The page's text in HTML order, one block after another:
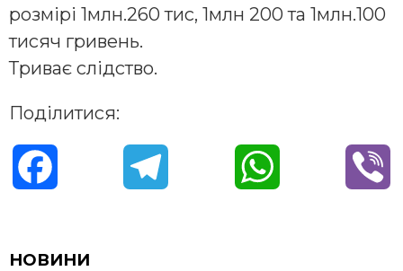
розмірі 1млн.260 тис, 1млн 200 та 1млн.100
тисяч гривень.
Триває слідство.
Поділитися:
c
НОВИНИ